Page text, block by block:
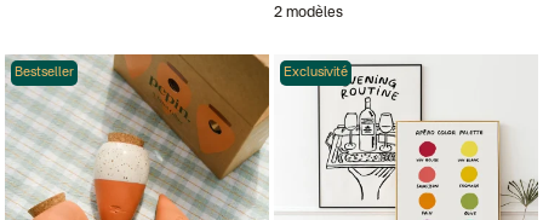
2 modèles
Bestseller Exclusivité